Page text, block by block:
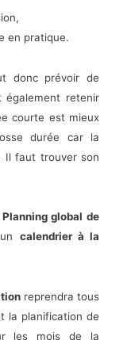
en pratique.
donc prévoir de
retenir
courte est mieux
durée car la
Il faut trouver son
global de
calendrier à la
reprendra tous
la planification de
les mois de la